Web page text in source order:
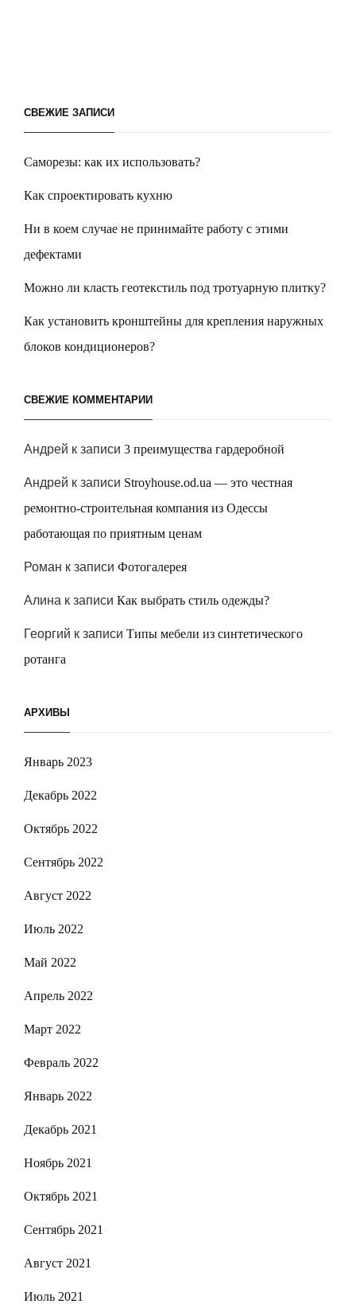
СВЕЖИЕ ЗАПИСИ
Саморезы: как их использовать?
Как спроектировать кухню
Ни в коем случае не принимайте работу с этими
дефектами
Можно ли класть геотекстиль под тротуарную плитку?
Как установить кронштейны для крепления наружных
блоков кондиционеров?
СВЕЖИЕ КОММЕНТАРИИ
Андрей к записи 3 преимущества гардеробной
Андрей к записи Stroyhouse.od.ua — это честная
ремонтно-строительная компания из Одессы
работающая по приятным ценам
Роман к записи Фотогалерея
Алина к записи Как выбрать стиль одежды?
Георгий к записи Типы мебели из синтетического
ротанга
АРХИВЫ
Январь 2023
Декабрь 2022
Октябрь 2022
Сентябрь 2022
Август 2022
Июль 2022
Май 2022
Апрель 2022
Март 2022
Февраль 2022
Январь 2022
Декабрь 2021
Ноябрь 2021
Октябрь 2021
Сентябрь 2021
Август 2021
Июль 2021